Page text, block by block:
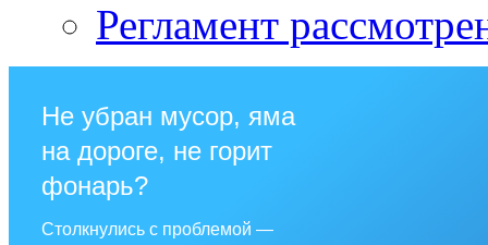
Регламент
Не убран мусор, яма
на дороге, не горит
фонарь?
Столкнулись с проблемой —